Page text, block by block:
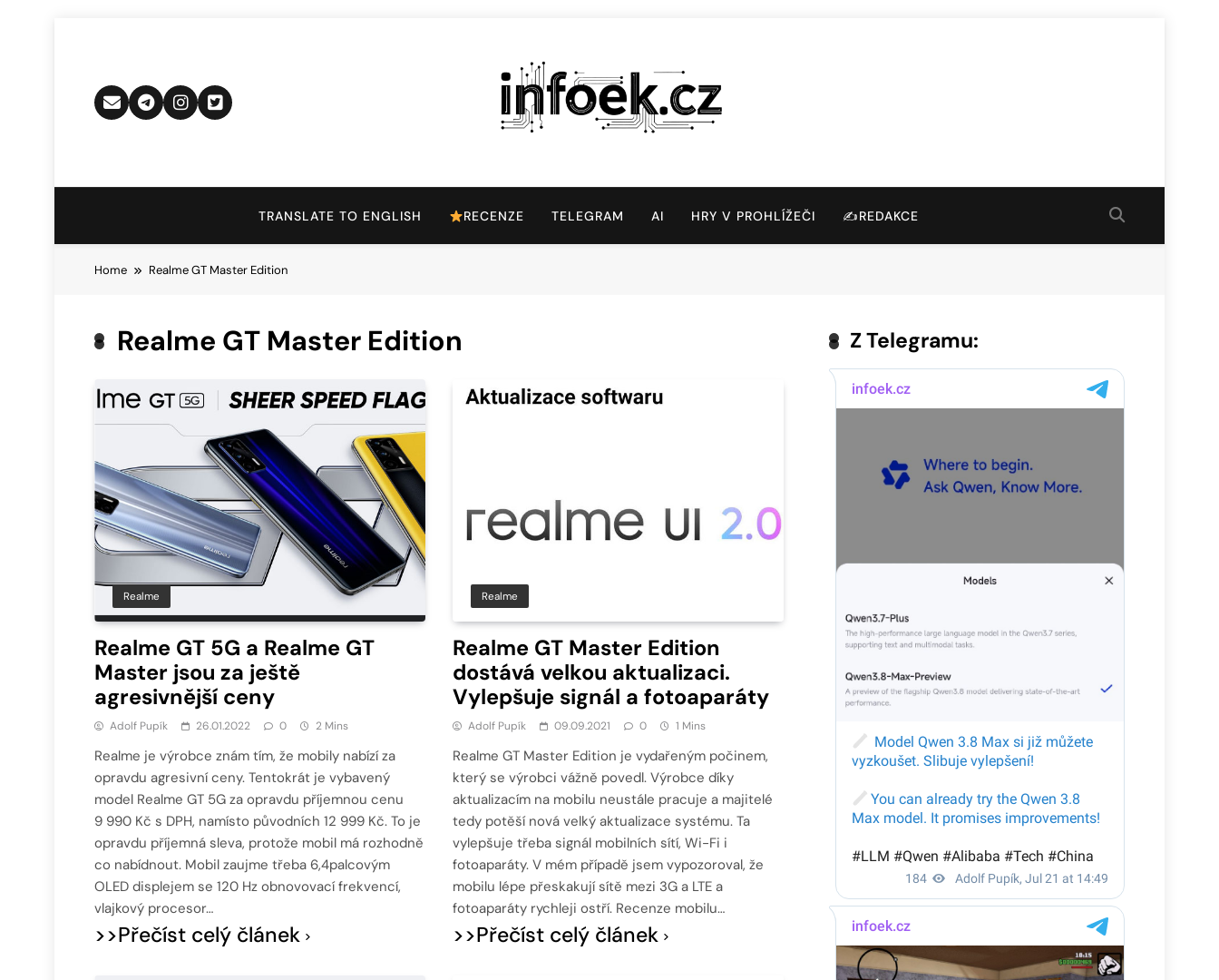
Infoek.cz
TRANSLATE TO ENGLISH RECENZE TELEGRAM AI HRY V PROHLÍŽEČI ✍️REDAKCE
Home Realme GT Master Edition
Realme GT Master Edition
Realme
Realme GT 5G a Realme GT
Master jsou za ještě
agresivnější ceny
Adolf Pupík 26.01.2022 0 2 Mins
Realme je výrobce znám tím, že mobily nabízí za
opravdu agresivní ceny. Tentokrát je vybavený
model Realme GT 5G za opravdu příjemnou cenu
9 990 Kč s DPH, namísto původních 12 999 Kč. To je
opravdu příjemná sleva, protože mobil má rozhodně
co nabídnout. Mobil zaujme třeba 6,4palcovým
OLED displejem se 120 Hz obnovovací frekvencí,
vlajkový procesor…
>>Přečíst celý článek
Realme
Realme GT Master Edition
dostává velkou aktualizaci.
Vylepšuje signál a fotoaparáty
Adolf Pupík 09.09.2021 0 1 Mins
Realme GT Master Edition je vydařeným počinem,
který se výrobci vážně povedl. Výrobce díky
aktualizacím na mobilu neustále pracuje a majitelé
tedy potěší nová velký aktualizace systému. Ta
vylepšuje třeba signál mobilních sítí, Wi-Fi i
fotoaparáty. V mém případě jsem vypozoroval, že
mobilu lépe přeskakují sítě mezi 3G a LTE a
fotoaparáty rychleji ostří. Recenze mobilu…
>>Přečíst celý článek
Z Telegramu: